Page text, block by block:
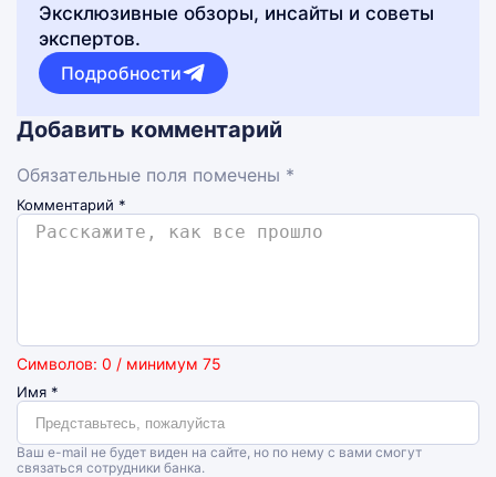
Эксклюзивные обзоры, инсайты и советы
экспертов.
Подробности
Добавить комментарий
Обязательные поля помечены *
Комментарий *
Символов: 0 / минимум 75
Имя *
Ваш e-mail не будет виден на сайте, но по нему с вами смогут
связаться сотрудники банка.